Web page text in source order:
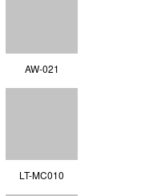
AW-021
LT-MC010